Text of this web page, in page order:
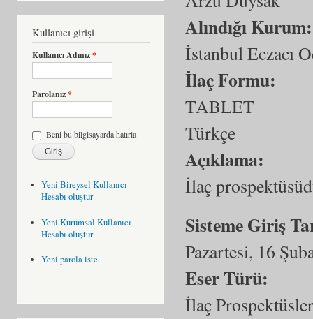
Kullanıcı girişi
Kullanıcı Adınız*
Parolanız*
Beni bu bilgisayarda hatırla
Yeni Bireysel Kullanıcı
Hesabı oluştur
Yeni Kurumsal Kullanıcı
Hesabı oluştur
Yeni parola iste
Alındığı
İstanbul Eczacı
İlaç Formu:
TABLET
Türkçe
Açıklama:
İlaç
Sisteme Giriş
Pazartesi, 16
Eser Türü:
İlaç